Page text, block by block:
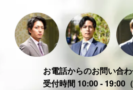
お電話からのお問い合
受付時間 10:00 - 19:00（